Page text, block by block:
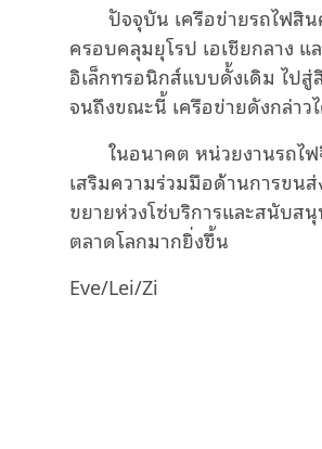
ปัจจุบัน เครือข่ายรถไฟสิน
ครอบคลุมยุโรป เอเชียกลาง
อิเล็กทรอนิกส์แบบดั้งเดิม ไปสู่
จนถึงขณะนี้ เครือข่ายดังกล่าว
ในอนาคต หน่วยงานรถไ
เสริมความร่วมมือด้านการขน
ขยายห่วงโซ่บริการและสนับส
ตลาดโลกมากยิ่งขึ้น
Eve/Lei/Zi